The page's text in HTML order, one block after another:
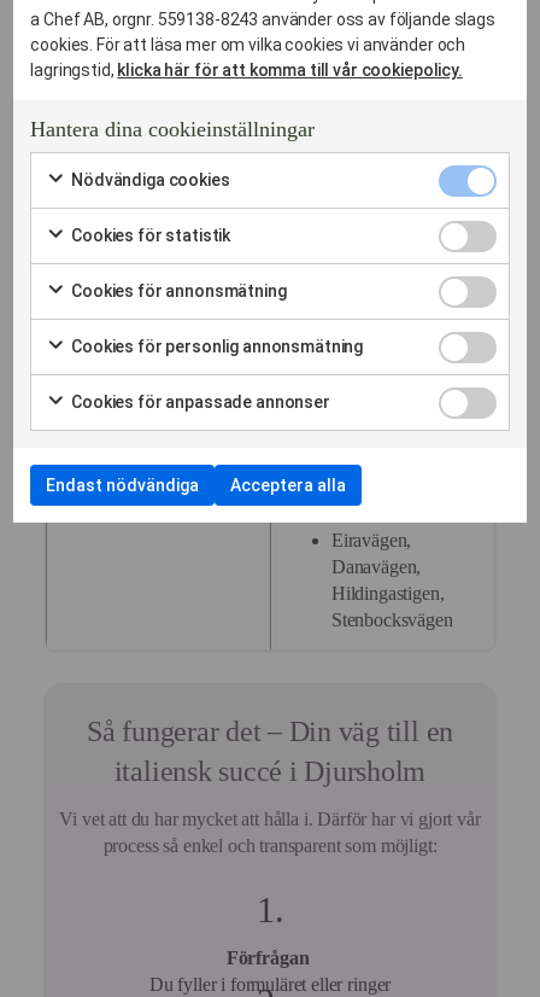
Djursholms torg
Viktor Rydbergs
Birgittasystrarnas
kloster
Djursholms
Station
Djursholms ridhus
Vindkallsvägen,
Auravägen, Henrik
Palmes allé,
Slottsvägen,
Ynglingavägen,
Viktor Rydbergs
Danderydsvägen,
Valhallavägen,
Björkbergavägen,
Skandiastigen,
Banérvägen,
Gandviksvägen,
Eiravägen,
Danavägen,
Hildingastigen,
Stenbocksvägen
Så fungerar det – Din väg till en
italiensk succé i Djursholm
Vi vet att du har mycket att hålla i. Därför har vi gjort vår
process så enkel och transparent som möjligt:
Förfrågan
Du fyller i formuläret eller ringer
a Chef AB, orgnr. 559138-8243 använder oss av följande slags
cookies. För att läsa mer om vilka cookies vi använder och
lagringstid, klicka här för att komma till vår cookiepolicy.
Hantera dina cookieinställningar
Nödvändiga cookies
att
samtycka
till
av
Nödvändiga
cookies
kryssruta
Cookies för statistik
att
samtycka
till
av
Cookies
Cookies
för
statistik
kryssruta
Cookies för annonsmätning
att
samtycka
till
av
för
annonsmätning
Cookies
för
kryssruta
Cookies för personlig annonsmätning
att
samtycka
användning
av
Cookies
Cookies
för
personlig
kryssruta
Cookies för anpassade annonser
att
samtycka
till
användning
Cookies
för
anpassade
Endast nödvändiga Acceptera alla